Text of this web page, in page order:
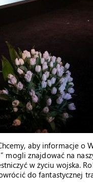
aby informacje o
mogli znajdować na
w życiu wojska.
do fantastycznej